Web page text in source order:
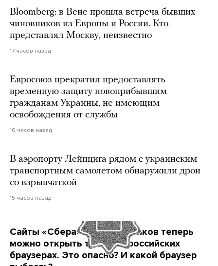
Bloomberg: в Вене прошла встреча бывших
чиновников из Европы и России. Кто
представлял Москву, неизвестно
17 часов назад
Евросоюз прекратил предоставлять
временную защиту новоприбывшим
гражданам Украины, не имеющим
освобождения от службы
16 часов назад
В аэропорту Лейпцига рядом с украинским
транспортным самолетом обнаружили дрон
со взрывчаткой
15 часов назад
Сайты «Сбера» и других банков теперь
можно открыть только в российских
браузерах. Это опасно? И какой браузер